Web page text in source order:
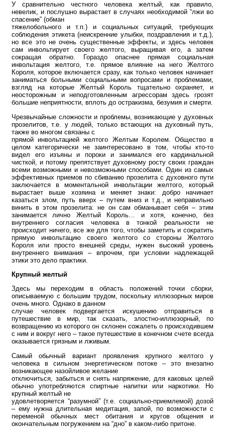
У сравнительно честного человека желтый, как правило,
невелик, и послушно вырастает в случаях необходимой “лжи во
спасение” (обман
тяжелобольного и т.п.) и социальных ситуаций, требующих
соблюдения этикета (неискренние улыбки, поздравления и т.д.),
но все это не очень существенные эффекты, и здесь человек
сам инвольтирует своего желтого, выращивая его, а затем
сокращая обратно. Гораздо опаснее прямая социальная
инвольтация желтого, т.е. прямое влияние на него Желтого
Короля, которое включается сразу, как только человек начинает
заниматься больными социальными вопросами и проблемами,
взгляд на которые Желтый Король тщательно охраняет, и
неосторожным и неподготовленным агрессорам здесь грозят
большие неприятности, вплоть до остракизма, безумия и смерти.
Чрезвычайные сложности и проблемы, возникающие у духовных
прозелитов, т.е. у людей, только встающих на духовный путь,
также во многом связаны с
прямой инвольтацией желтого Желтым Королем. Общество в
целом категорически не заинтересовано в том, чтобы кто-то
видел его изъяны и пороки и занимался его кардинальной
чисткой, и потому препятствует духовному росту своих граждан
всеми возможными и невозможными способами. Один из самых
эффективных приемов по сбиванию прозелита с духовного пути
заключается в моментальной инвольтации желтого, который
вырастает выше хозяина и меняет знаки: добро начинает
казаться злом, путь вверх – путем вниз и т.д., и неправильно
винить в этом прозелита: не он сам обманывает себя – этим
занимается лично Желтый Король… и хотя, конечно, без
внутреннего согласия человека в тонкой реальности не
происходит ничего, все же для того, чтобы заметить и сократить
прямую инвольтацию своего желтого со стороны Желтого
Короля или просто внешней среды, нужен высокий уровень
внутреннего внимания – впрочем, при условии надлежащей
этики это дело практики.
Крупный желтый
Здесь мы переходим в область положений точки сборки,
описываемую с большим трудом, поскольку иллюзорных миров
очень много. Однако в данном
случае человек подвергается искушению отправиться в
путешествие в мир, так сказать, злостно-иллюзорный, по
возвращению из которого он склонен сожалеть о происходившем
с ним и вокруг него – такое путешествие в конечном счете всегда
оказывается грязным и лживым.
Самый обычный вариант проявления крупного желтого у
человека в сильном энергетическом потоке – это внезапно
возникающее назойливое желание
отключиться, забыться и снять напряжение, для каковых целей
обычно употребляются спиртные напитки или наркотики. Но
крупный желтый не
удовлетворяется “разумной” (т.е. социально-приемлемой) дозой
– ему нужна длительная медитация, запой, по возможности с
переменой обычных мест обитания и кругов общения и
окончательным погружением на “дно” в каком-либо притоне.